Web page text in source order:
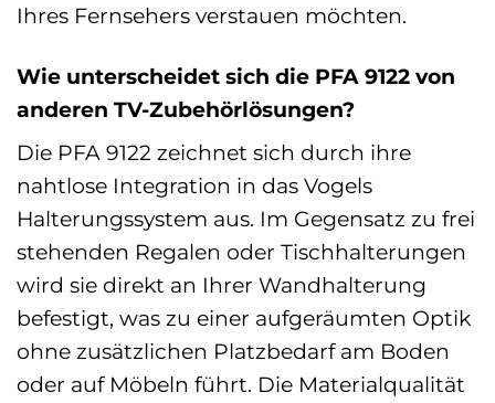
Ihres Fernsehers verstauen möchten.
Wie unterscheidet sich die PFA 9122 von
anderen TV-Zubehörlösungen?
Die PFA 9122 zeichnet sich durch ihre
nahtlose Integration in das Vogels
Halterungssystem aus. Im Gegensatz zu frei
stehenden Regalen oder Tischhalterungen
wird sie direkt an Ihrer Wandhalterung
befestigt, was zu einer aufgeräumten Optik
ohne zusätzlichen Platzbedarf am Boden
oder auf Möbeln führt. Die Materialqualität